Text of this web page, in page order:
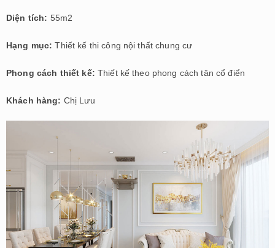
Diện tích: 55m2
Hạng mục:Thiết kế thi công nội thất chung cư
Phong cách thiết kế: Thiết kế theo phong cách tân cổ điển
Khách hàng: Chị Lưu